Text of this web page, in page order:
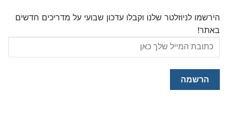
הירשמו לניוזלטר שלנו וקבלו עדכון שבועי על מדריכים חדשים
באתר!